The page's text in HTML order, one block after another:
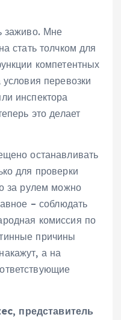
заживо. Мне
стать толчком для
компетентных
перевозки
инспектора
это делает
останавливать
для проверки
за рулем можно
– соблюдать
комиссия по
причины
а на
представитель